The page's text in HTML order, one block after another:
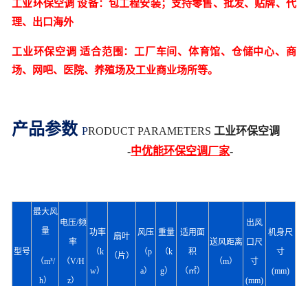
工业环保空调 设备：包工程安装；支持零售、批发、贴牌、代
理、出口海外
工业环保空调 适合范围：工厂车间、体育馆、仓储中心、商
场、网吧、医院、养殖场及工业商业场所等。
产品参数PRODUCT PARAMETERS工业环保空调
-中优能环保空调厂家-
型号
最大风
量
（m³/
h）
电压/频
率
（V/H
z）
功率
（k
w）
扇叶
（片）
风压
（p
a）
重量
（k
g）
适用面
积
（㎡）
送风距离
（m）
出风
口尺
寸
(mm)
机身尺
寸
(mm)